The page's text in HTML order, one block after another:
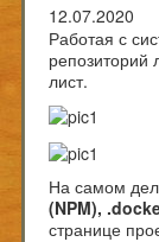
12.07.2020
Работая с
лист.
На самом
(NPM),
странице